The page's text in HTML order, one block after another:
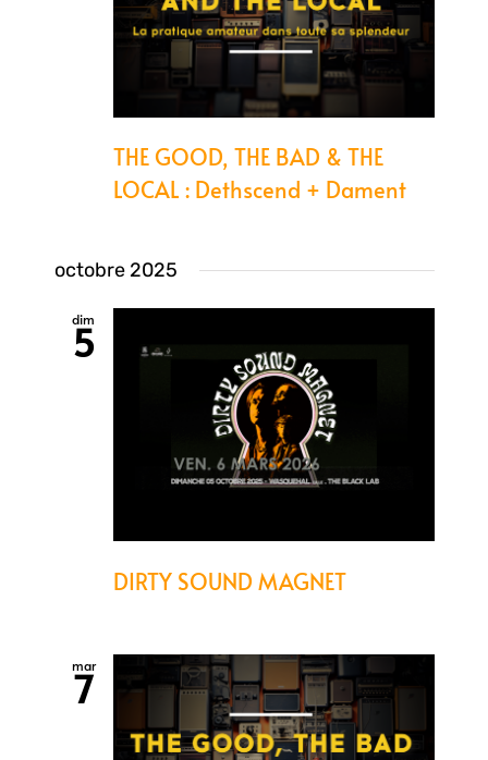
THE GOOD, THE BAD & THE
LOCAL : Dethscend + Dament
octobre 2025
dim
5
DIRTY SOUND MAGNET
mar
7